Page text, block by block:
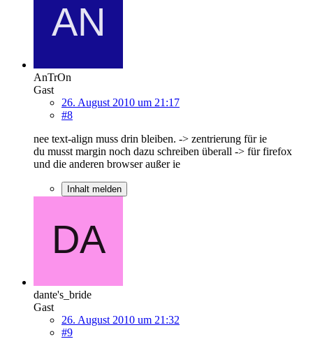
AnTrOn
Gast
26. August 2010 um 21:17
#8
nee text-align muss drin bleiben. -> zentrierung für ie
du musst margin noch dazu schreiben überall -> für firefox
und die anderen browser außer ie
Inhalt melden
dante's_bride
Gast
26. August 2010 um 21:32
#9